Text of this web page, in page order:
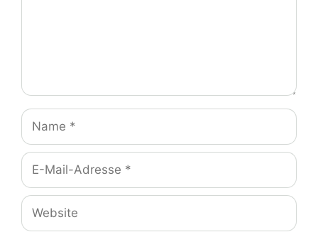
Name
E-
Mail-
Adresse
Website